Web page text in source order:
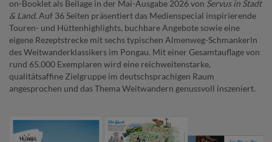
on-Booklet als Beilage in der Mai-Ausgabe 2026 von Servus in Stadt
& Land. Auf 36 Seiten präsentiert das Medienspecial inspirierende
Touren- und Hüttenhighlights, buchbare Angebote sowie eine
eigene Rezeptstrecke mit sechs typischen Almenweg-Schmankerln
des Weitwanderklassikers im Pongau. Mit einer Gesamtauflage von
rund 65.000 Exemplaren wird eine reichweitenstarke,
qualitätsaffine Zielgruppe im deutschsprachigen Raum
angesprochen und das Thema Weitwandern genussvoll inszeniert.